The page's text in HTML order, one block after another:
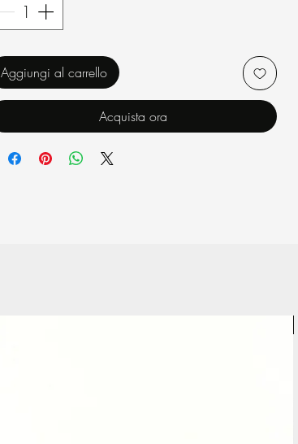
Aggiungi al carrello
Acquista ora